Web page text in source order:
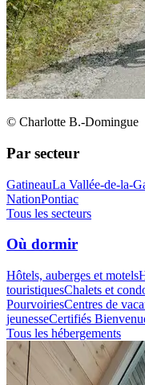
© Charlotte B.-Domingue
Par secteur
GatineauLa Vallée-de-la-
NationPontiac
Tous les secteurs
Où dormir
Hôtels, auberges et motels
touristiquesChalets et
PourvoiriesCentres de
jeunesseCertifiés
Tous les hébergements